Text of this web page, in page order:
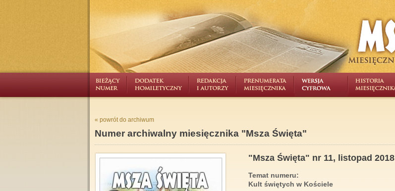
« powrót do archiwum
Numer archiwalny miesięcznika "Msza Święta"
"Msza Święta" nr 11, listopad 2018
Temat numeru:
Kult świętych w Kościele